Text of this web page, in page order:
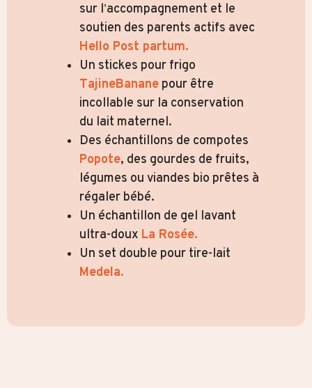
sur l’accompagnement et le
soutien des parents actifs avec
Hello Post partum.
Un stickes pour frigo
TajineBanane pour être
incollable sur la conservation
du lait maternel.
Des échantillons de compotes
Popote, des gourdes de fruits,
légumes ou viandes bio prêtes à
régaler bébé.
Un échantillon de gel lavant
ultra-doux La Rosée.
Un set double pour tire-lait
Medela.